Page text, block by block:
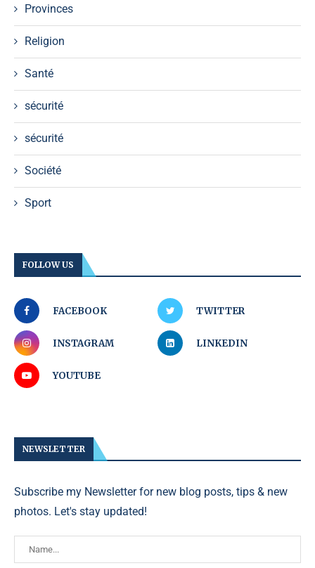
Provinces
Religion
Santé
sécurité
sécurité
Société
Sport
FOLLOW US
FACEBOOK TWITTER
INSTAGRAM LINKEDIN
YOUTUBE
NEWSLETTER
Subscribe my Newsletter for new blog posts, tips & new
photos. Let's stay updated!